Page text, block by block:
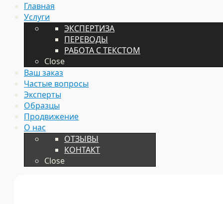
Главная
Услуги
ЭКСПЕРТИЗА
ПЕРЕВОДЫ
РАБОТА С ТЕКСТОМ
Close
Ваш заказ
Частые вопросы
Эксперты
Образцы
Продвижение
О нас
ОТЗЫВЫ
КОНТАКТ
Close